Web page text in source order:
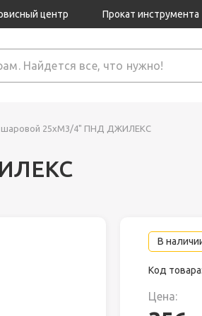
центр Прокат инструмента
шаровой 25xM3/4" ПНД ДЖИЛЕКС
В
Код
Цена: